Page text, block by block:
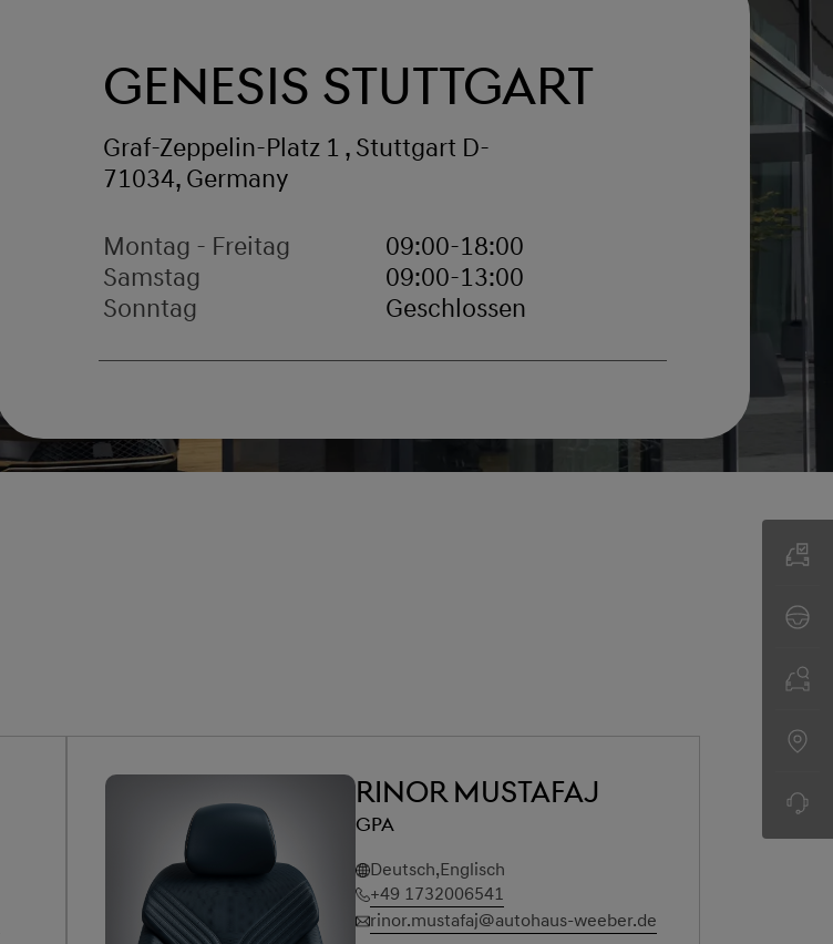
Genesis Stuttgart
Graf-Zeppelin-Platz 1 , Stuttgart D-
71034, Germany
Montag - Freitag
09:00-18:00
Samstag 09:00-13:00
Sonntag Geschlossen
Rinor Mustafaj
GPA
Deutsch,Englisch
+49 1732006541
rinor.mustafaj@autohaus-weeber.de